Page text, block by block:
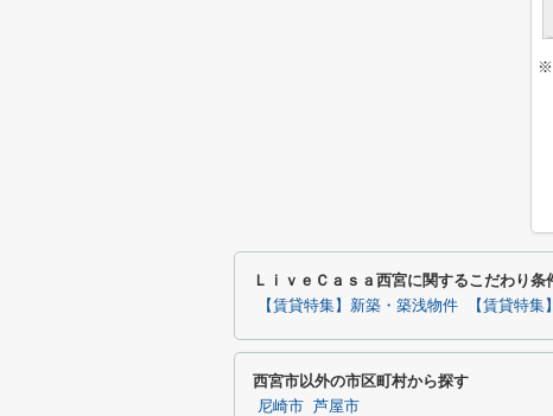
※
ＬｉｖｅＣａｓａ西宮に関するこだわり条
【賃貸特集】新築・築浅物件 【賃貸特
西宮市以外の市区町村から探す
尼崎市 芦屋市